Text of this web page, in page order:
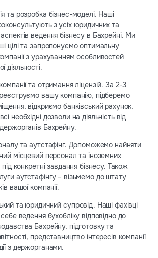
та розробка бізнес-моделі. Наші
з усіх юридичних та
ведення бізнесу в Бахрейні. Ми
цілі та запропонуємо оптимальну
з урахуванням особливостей
діяльності.
та отримання ліцензій. За 2-3
вашу компанію, підберемо
відкриємо банківський рахунок,
необхідні дозволи на діяльність від
Бахрейну.
та аутстафінг. Допоможемо найняти
місцевий персонал та іноземних
під конкретні завдання бізнесу. Також
аутстафінгу – візьмемо до штату
вашої компанії.
та юридичний супровід. Наші фахівці
ведення бухобліку відповідно до
Бахрейну, підготовку та
представництво інтересів компанії
з держорганами.